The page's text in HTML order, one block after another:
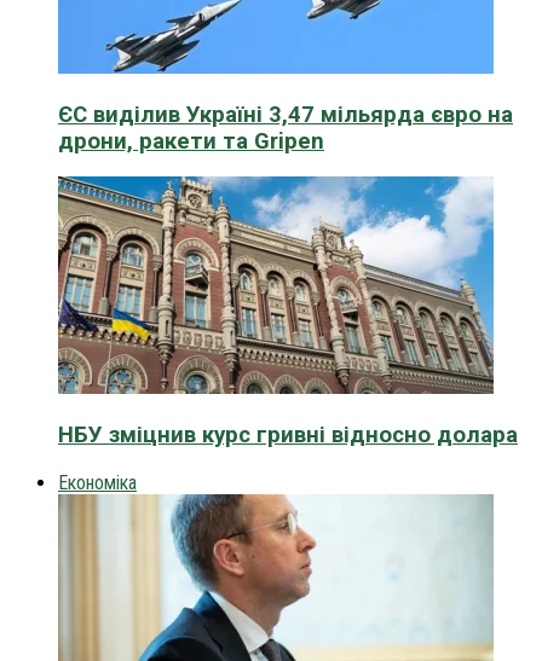
ЄС виділив Україні 3,47 мільярда євро на
дрони, ракети та Gripen
НБУ зміцнив курс гривні відносно долара
Економіка